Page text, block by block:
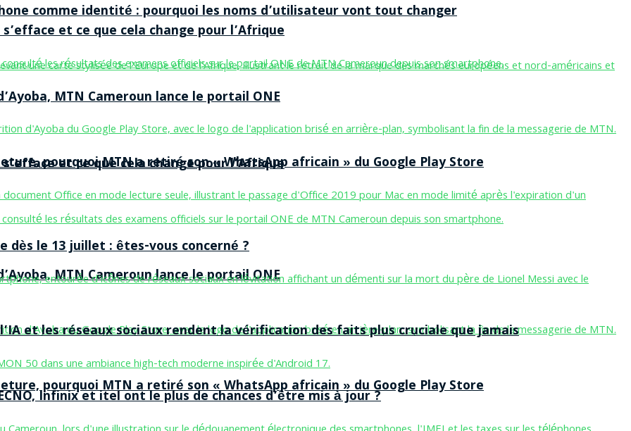
comme identité : pourquoi les noms d’utilisateur vont tout changer
et ce que cela change pour l’Afrique
MTN Cameroun lance le portail ONE
pourquoi MTN a retiré son « WhatsApp africain » du Google Play Store
et ce que cela change pour l’Afrique
MTN Cameroun lance le portail ONE
pourquoi MTN a retiré son « WhatsApp africain » du Google Play Store
dès le 13 juillet : êtes-vous concerné ?
et les réseaux sociaux rendent la vérification des faits plus cruciale que jamais
Infinix et itel ont le plus de chances d’être mis à jour ?